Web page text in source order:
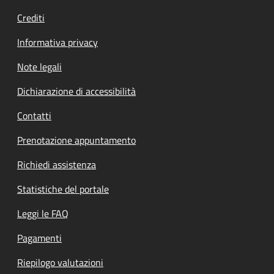
Crediti
Informativa privacy
Note legali
Dichiarazione di accessibilità
Contatti
Prenotazione appuntamento
Richiedi assistenza
Statistiche del portale
Leggi le FAQ
Pagamenti
Riepilogo valutazioni